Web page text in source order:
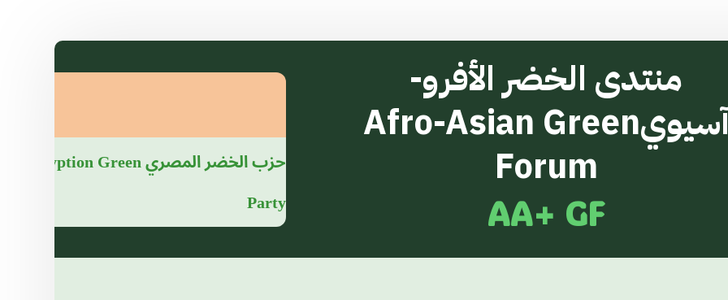
منتدى الخضر الأفرو-
Afro-Asian Green
Forum
AA+ GF
حزب الخضر المصريEgyption Green
Party